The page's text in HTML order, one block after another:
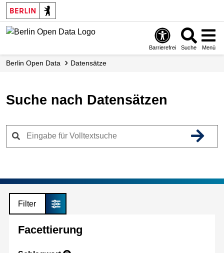
Skip
to
main
Barrierefrei Suche Menü
Berlin Open Data Datensätze
Suche nach Datensätzen
Filter
Facettierung